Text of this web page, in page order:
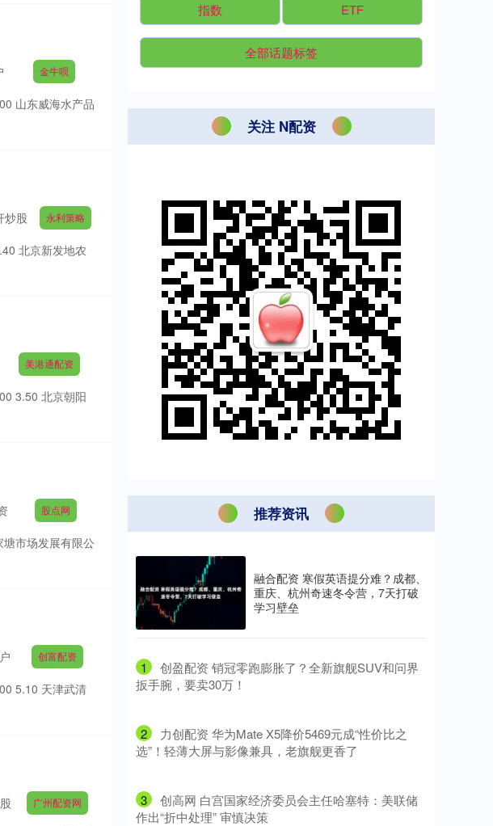
金牛呗
山东威海水产品
炒股 永利策略
北京新发地农
美港通配资
3.50 北京朝阳
股点网
市场发展有限公
创富配资
5.10 天津武清
广州配资网
指数 ETF
全部话题标签
关注 N配资
推荐资讯
融合配资 寒假英语提分难？成都、
重庆、杭州奇速冬令营，7天打破
学习壁垒
1
​创盈配资 销冠零跑膨胀了？全新旗舰SUV和问界
扳手腕，要卖30万！
2
​力创配资 华为Mate X5降价5469元成“性价比之
选”！轻薄大屏与影像兼具，老旗舰更香了
3
​创高网 白宫国家经济委员会主任哈塞特：美联储
作出“折中处理” 审慎决策